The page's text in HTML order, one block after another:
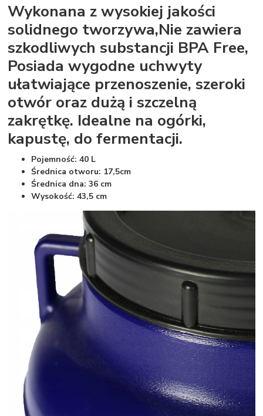
Wykonana z wysokiej jakości
solidnego tworzywa,Nie zawiera
szkodliwych substancji BPA Free,
Posiada wygodne uchwyty
ułatwiające przenoszenie, szeroki
otwór oraz dużą i szczelną
zakrętkę. Idealne na ogórki,
kapustę, do fermentacji.
Pojemność: 40 L
Średnica otworu: 17,5cm
Średnica dna: 36 cm
Wysokość: 43,5 cm